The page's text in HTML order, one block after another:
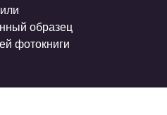
или
образец
фотокниги